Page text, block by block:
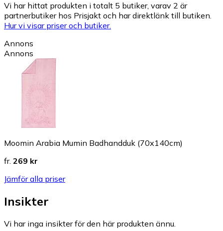
Vi har hittat produkten i totalt 5 butiker, varav 2 är
partnerbutiker hos Prisjakt och har direktlänk till butiken.
Hur vi visar priser och butiker.
Annons
Annons
Moomin Arabia Mumin Badhandduk (70x140cm)
fr. 269 kr
Jämför alla priser
Insikter
Vi har inga insikter för den här produkten ännu.